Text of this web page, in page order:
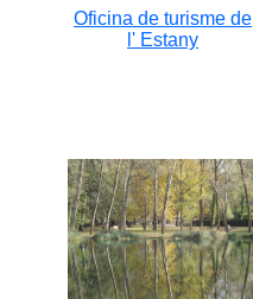
Oficina de turisme de
l' Estany